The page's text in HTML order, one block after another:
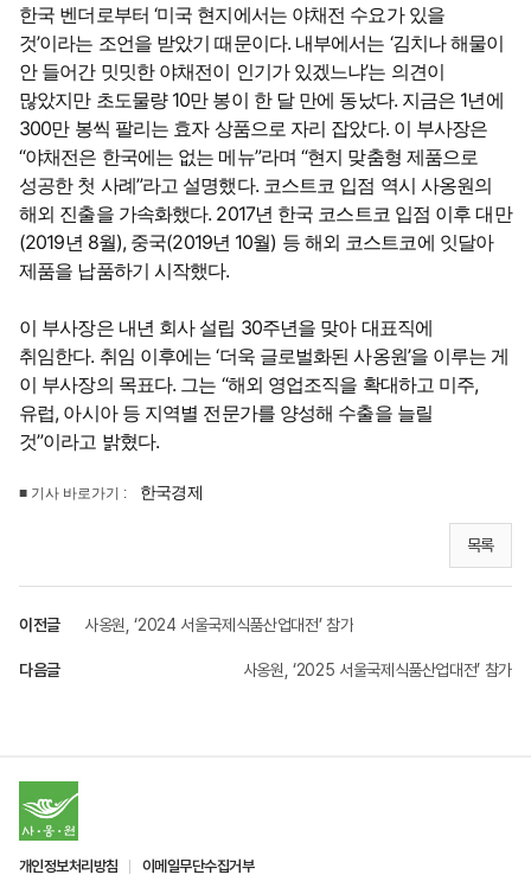
한국 벤더로부터 ‘미국 현지에서는 야채전 수요가 있을
것’이라는 조언을 받았기 때문이다. 내부에서는 ‘김치나 해물이
안 들어간 밋밋한 야채전이 인기가 있겠느냐’는 의견이
많았지만 초도물량 10만 봉이 한 달 만에 동났다. 지금은 1년에
300만 봉씩 팔리는 효자 상품으로 자리 잡았다. 이 부사장은
“야채전은 한국에는 없는 메뉴”라며 “현지 맞춤형 제품으로
성공한 첫 사례”라고 설명했다. 코스트코 입점 역시 사옹원의
해외 진출을 가속화했다. 2017년 한국 코스트코 입점 이후 대만
(2019년 8월), 중국(2019년 10월) 등 해외 코스트코에 잇달아
제품을 납품하기 시작했다.
이 부사장은 내년 회사 설립 30주년을 맞아 대표직에
취임한다. 취임 이후에는 ‘더욱 글로벌화된 사옹원’을 이루는 게
이 부사장의 목표다. 그는 “해외 영업조직을 확대하고 미주,
유럽, 아시아 등 지역별 전문가를 양성해 수출을 늘릴
것”이라고 밝혔다.
■ 기사 바로가기 : 한국경제
목록
이전글 사옹원, ‘2024 서울국제식품산업대전’ 참가
다음글 사옹원, ‘2025 서울국제식품산업대전’ 참가
개인정보처리방침 이메일무단수집거부